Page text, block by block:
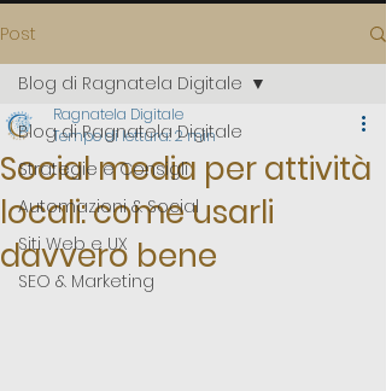
Post
Blog di Ragnatela Digitale
Strategie e Consigli
Automazioni & Social
Siti Web e UX
SEO & Marketing
Blog di Ragnatela Digitale
Social media per attività
locali: come usarli
davvero bene
Ragnatela Digitale
Tempo di lettura: 2 min